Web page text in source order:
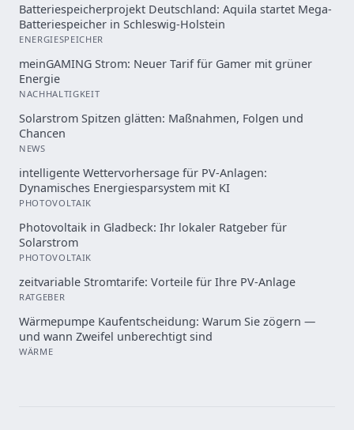
Batteriespeicherprojekt Deutschland: Aquila startet Mega-
Batteriespeicher in Schleswig-Holstein
ENERGIESPEICHER
meinGAMING Strom: Neuer Tarif für Gamer mit grüner
Energie
NACHHALTIGKEIT
Solarstrom Spitzen glätten: Maßnahmen, Folgen und
Chancen
NEWS
intelligente Wettervorhersage für PV-Anlagen:
Dynamisches Energiesparsystem mit KI
PHOTOVOLTAIK
Photovoltaik in Gladbeck: Ihr lokaler Ratgeber für
Solarstrom
PHOTOVOLTAIK
zeitvariable Stromtarife: Vorteile für Ihre PV-Anlage
RATGEBER
Wärmepumpe Kaufentscheidung: Warum Sie zögern —
und wann Zweifel unberechtigt sind
WÄRME